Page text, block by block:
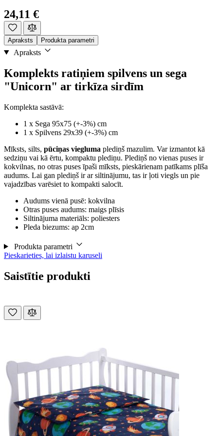
24,11 €
Apraksts Produkta parametri
Apraksts
Komplekts ratiņiem spilvens un sega
"Unicorn" ar tirkīza sirdīm
Komplekta sastāvā:
1 x Sega 95x75 (+-3%) cm
1 x Spilvens 29x39 (+-3%) cm
Mīksts, silts, pūciņas viegluma plediņš mazulim. Var izmantot kā
sedziņu vai kā ērtu, kompaktu plediņu. Plediņš no vienas puses ir
kokvilnas, no otras puses īpaši mīksts, pieskārienam patīkams plīša
audums. Lai gan plediņš ir ar siltinājumu, tas ir ļoti viegls un pie
vajadzības varēsiet to kompakti salocīt.
Audums vienā pusē: kokvilna
Otras puses audums: maigs plīsis
Siltinājuma materiāls: poliesters
Pleda biezums: ap 2cm
Produkta parametri
Pieskarieties, lai izlaistu karuseli
Saistītie produkti